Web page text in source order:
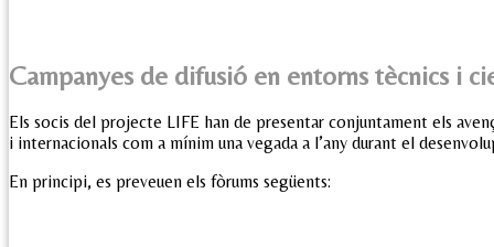
Campanyes de difusió en entorns tècnics i
Els socis del projecte LIFE han de presentar conjuntament els
i internacionals com a mínim una vegada a l’any durant el
En principi, es preveuen els fòrums següents: